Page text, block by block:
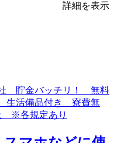
詳細を表示